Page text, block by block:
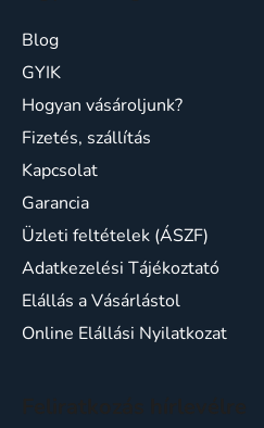
Blog
GYIK
Hogyan vásároljunk?
Fizetés, szállítás
Kapcsolat
Garancia
Üzleti feltételek (ÁSZF)
Adatkezelési Tájékoztató
Elállás a Vásárlástol
Online Elállási Nyilatkozat